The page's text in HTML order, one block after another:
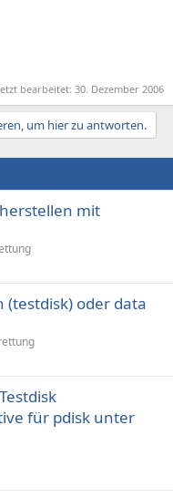
bearbeitet: 30. Dezember 2006
um hier zu antworten.
mit
oder data
für pdisk unter